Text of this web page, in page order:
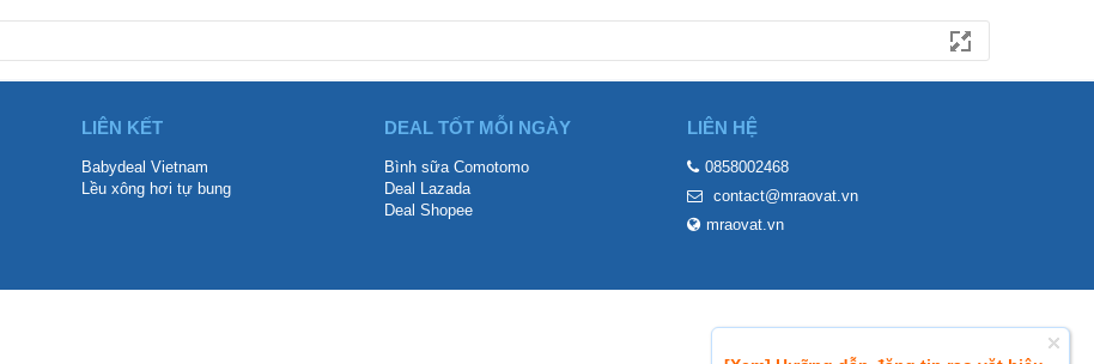
LIÊN KẾT
Babydeal Vietnam
Lều xông hơi tự bung
DEAL TỐT MỖI NGÀY
Bình sữa Comotomo
Deal Lazada
Deal Shopee
LIÊN HỆ
0858002468
contact@mraovat.vn
mraovat.vn